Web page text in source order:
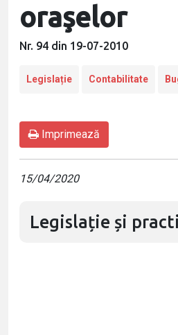
oraşelor
Nr. 94 din 19-07-2010
Legislație Contabilitate
Imprimează
15/04/2020
Legislație și